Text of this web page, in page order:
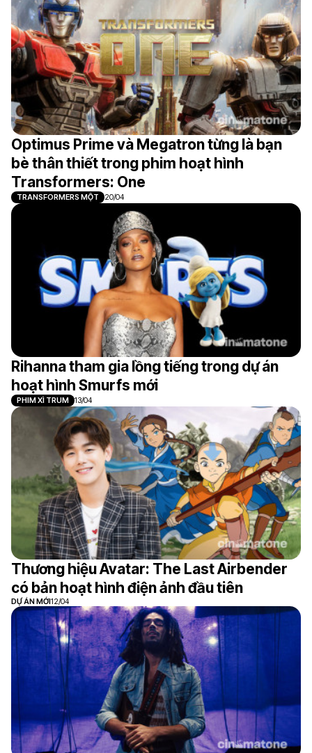
Optimus Prime và Megatron từng là bạn
bè thân thiết trong phim hoạt hình
Transformers: One
TRANSFORMERS MỘT 20/04
Rihanna tham gia lồng tiếng trong dự án
hoạt hình Smurfs mới
PHIM XÌ TRUM 13/04
Thương hiệu Avatar: The Last Airbender
có bản hoạt hình điện ảnh đầu tiên
DỰ ÁN MỚI12/04